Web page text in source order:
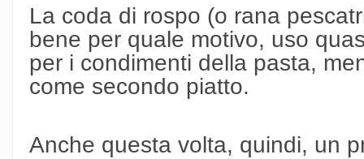
La coda di rospo (o rana
bene per quale motivo, uso
per i condimenti della pasta,
come secondo piatto.
Anche questa volta, quindi, un